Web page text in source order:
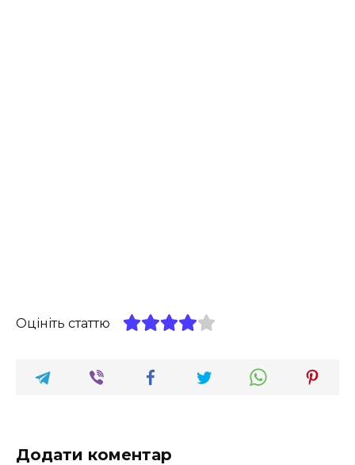
Оцініть статтю
Додати коментар